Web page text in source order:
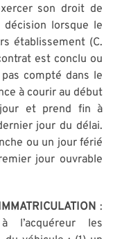
son droit de
lorsque le
établissement (C.
est conclu ou
compté dans le
à courir au début
et prend fin à
jour du délai.
ou un jour férié
jour ouvrable
:
l’acquéreur les